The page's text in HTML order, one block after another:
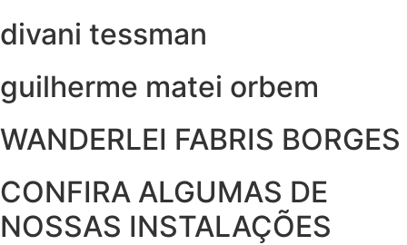
divani tessman
guilherme matei orbem
WANDERLEI FABRIS BORGES
CONFIRA ALGUMAS DE
NOSSAS INSTALAÇÕES